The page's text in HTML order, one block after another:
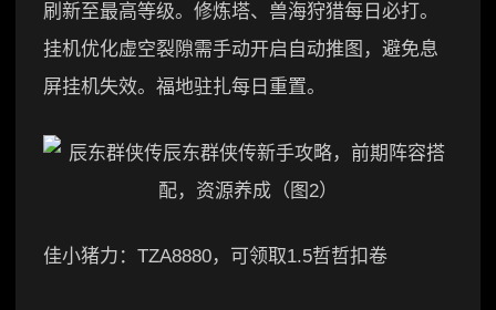
刷新至最高等级。修炼塔、兽海狩猎每日必打。
挂机优化虚空裂隙需手动开启自动推图，避免息
屏挂机失效。福地驻扎每日重置。
佳小猪力：TZA8880，可领取1.5哲哲扣卷